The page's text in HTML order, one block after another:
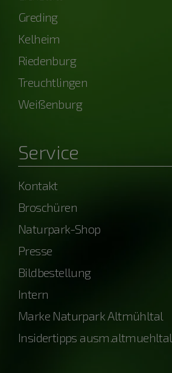
Greding
Kelheim
Riedenburg
Treuchtlingen
Weißenburg
Service
Kontakt
Broschüren
Naturpark-Shop
Presse
Bildbestellung
Intern
Marke Naturpark Altmühltal
Insidertipps ausm.altmuehltal